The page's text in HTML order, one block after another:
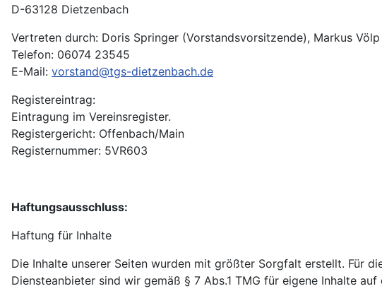
D-63128 Dietzenbach
Vertreten durch: Doris Springer (Vorstandsvorsitzende), Markus
Telefon: 06074 23545
E-Mail: vorstand@tgs-dietzenbach.de
Registereintrag:
Eintragung im Vereinsregister.
Registergericht: Offenbach/Main
Registernummer: 5VR603
Haftungsausschluss:
Haftung für Inhalte
Die Inhalte unserer Seiten wurden mit größter Sorgfalt erstellt. Für
Diensteanbieter sind wir gemäß § 7 Abs.1 TMG für eigene Inhalte